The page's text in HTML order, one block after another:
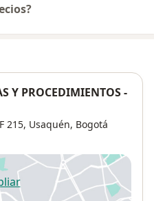
Y PROCEDIMIENTOS -
215, Usaquén, Bogotá
abre en una nueva